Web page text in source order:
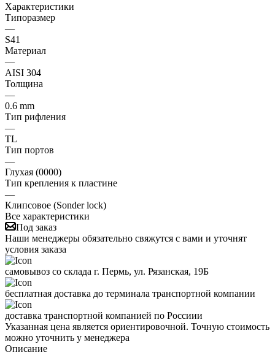
Характеристики
Типоразмер
—
S41
Материал
—
AISI 304
Толщина
—
0.6 mm
Тип рифления
—
TL
Тип портов
—
Глухая (0000)
Тип крепления к пластине
—
Клипсовое (Sonder lock)
Все характеристики
Под заказ
Наши менеджеры обязательно свяжутся с вами и уточнят
условия заказа
самовывоз со склада г. Пермь, ул. Рязанская, 19Б
бесплатная доставка до терминала транспортной компании
доставка транспортной компанией по Россиии
Указанная цена является ориентировочной. Точную стоимость
можно уточнить у менеджера
Описание